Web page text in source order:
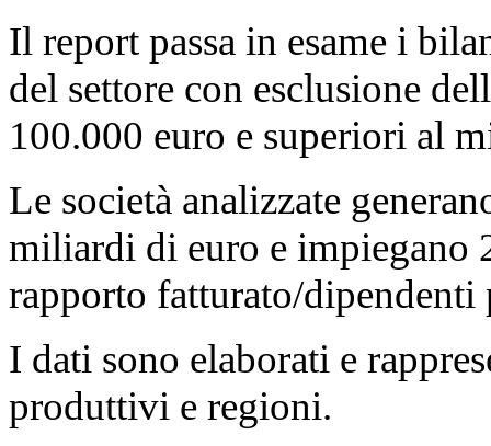
Il report passa in esame i
del settore con esclusione
100.000 euro e superiori al
Le società analizzate
miliardi di euro e impiegano
rapporto fatturato/
I dati sono elaborati e
produttivi e regioni.